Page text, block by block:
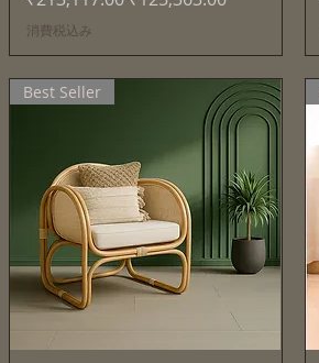
消費税込み
Best Seller